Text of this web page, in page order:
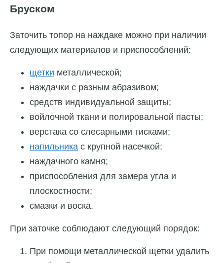
Бруском
Заточить топор на наждаке можно при наличии
следующих материалов и приспособлений:
щетки металлической;
наждачки с разным абразивом;
средств индивидуальной защиты;
войлочной ткани и полировальной пасты;
верстака со слесарными тисками;
напильника с крупной насечкой;
наждачного камня;
приспособления для замера угла и
плоскостности;
смазки и воска.
При заточке соблюдают следующий порядок:
При помощи металлической щетки удалить